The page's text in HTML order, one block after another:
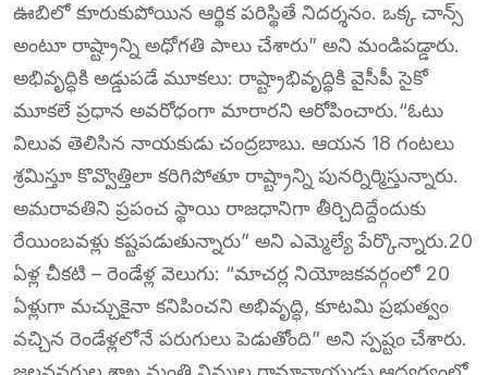
ఊబిలో కూరుకుపోయిన ఆర్థిక పరిస్థితే నిదర్శనం. ఒక్క చాన్స్
అంటూ రాష్ట్రాన్ని అధోగతి పాలు చేశారు” అని మండిపడ్డారు.
అభివృద్ధికి అడ్డుపడే మూకలు: రాష్ట్రాభివృద్ధికి వైసీపీ సైకో
మూకలే ప్రధాన అవరోధంగా మారారని ఆరోపించారు.“ఓటు
విలువ తెలిసిన నాయకుడు చంద్రబాబు. ఆయన 18 గంటలు
శ్రమిస్తూ కొవ్వొత్తిలా కరిగిపోతూ రాష్ట్రాన్ని పునర్నిర్మిస్తున్నారు.
అమరావతిని ప్రపంచ స్థాయి రాజధానిగా తీర్చిదిద్దేందుకు
రేయింబవళ్లు కష్టపడుతున్నారు” అని ఎమ్మెల్యే పేర్కొన్నారు.20
ఏళ్ల చీకటి – రెండేళ్ల వెలుగు: “మాచర్ల నియోజకవర్గంలో 20
ఏళ్లుగా మచ్చుకైనా కనిపించని అభివృద్ధి, కూటమి ప్రభుత్వం
వచ్చిన రెండేళ్లలోనే పరుగులు పెడుతోంది” అని స్పష్టం చేశారు.